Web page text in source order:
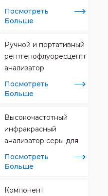
Посмотреть
Больше
Ручной и портативный
рентгенофлуоресцентный
анализатор
Посмотреть
Больше
Высокочастотный
инфракрасный
анализатор серы для
анализа металлов
Посмотреть
Больше
Компонент